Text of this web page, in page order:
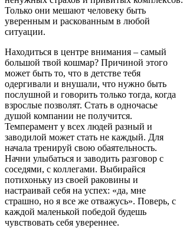
Только они мешают человеку быть
уверенным и раскованным в любой
ситуации.
Находиться в центре внимания – самый
большой твой кошмар? Причиной этого
может быть то, что в детстве тебя
одергивали и внушали, что нужно быть
послушной и говорить только тогда, когда
взрослые позволят. Стать в одночасье
душой компании не получится.
Темперамент у всех людей разный и
заводилой может стать не каждый. Для
начала тренируй свою обаятельность.
Начни улыбаться и заводить разговор с
соседями, с коллегами. Выбирайся
потихоньку из своей раковины и
настраивай себя на успех: «да, мне
страшно, но я все же отважусь». Поверь, с
каждой маленькой победой будешь
чувствовать себя увереннее.